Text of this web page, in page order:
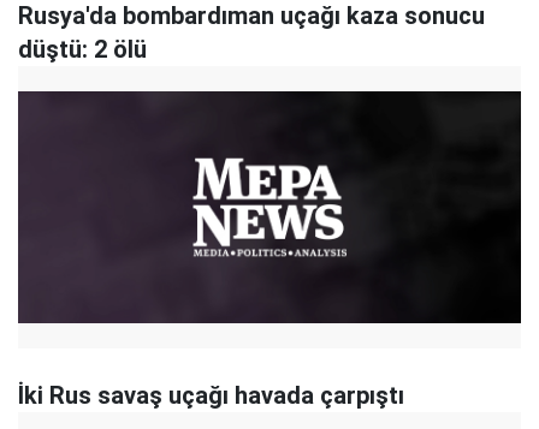
Rusya'da bombardıman uçağı kaza sonucu
düştü: 2 ölü
İki Rus savaş uçağı havada çarpıştı